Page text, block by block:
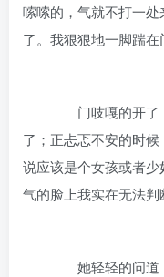
嗦嗦的，气就不打一
了。我狠狠地一脚踹在
门吱嘎的开了
了；正忐忑不安的时
说应该是个女孩或者
气的脸上我实在无法判
她轻轻的问道